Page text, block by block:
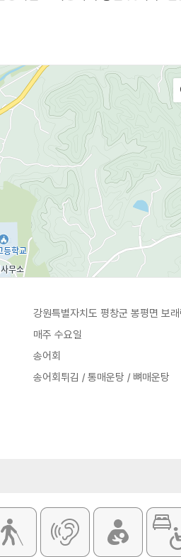
강원특별자치도 평창군 봉평면 보
매주 수요일
송어회
송어회튀김 / 통매운탕 / 뼈매운탕